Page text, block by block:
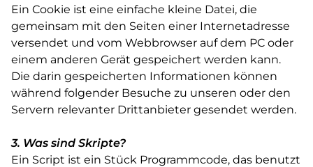
Ein Cookie ist eine einfache kleine Datei, die
gemeinsam mit den Seiten einer Internetadresse
versendet und vom Webbrowser auf dem PC oder
einem anderen Gerät gespeichert werden kann.
Die darin gespeicherten Informationen können
während folgender Besuche zu unseren oder den
Servern relevanter Drittanbieter gesendet werden.
3. Was sind Skripte?
Ein Script ist ein Stück Programmcode, das benutzt